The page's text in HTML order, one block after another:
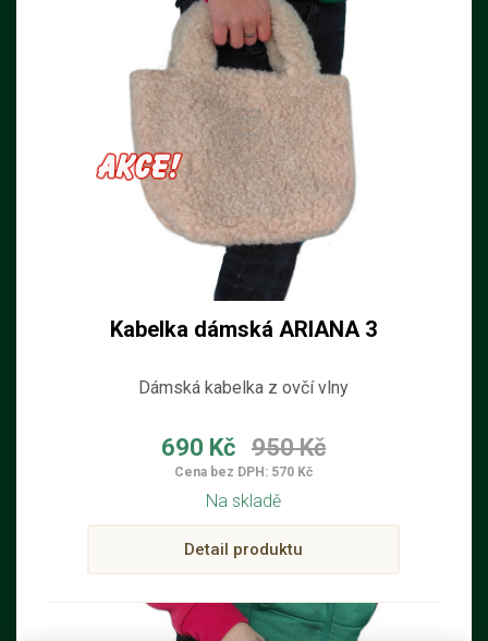
Kabelka dámská ARIANA 3
Dámská kabelka z ovčí vlny
690 Kč 950 Kč
Cena bez DPH: 570 Kč
Na skladě
Detail produktu